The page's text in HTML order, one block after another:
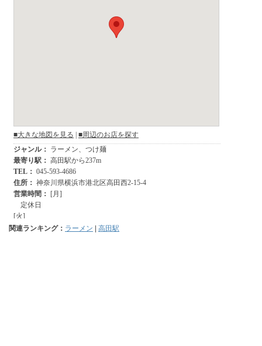
関連ランキング： ラーメン | 高田駅